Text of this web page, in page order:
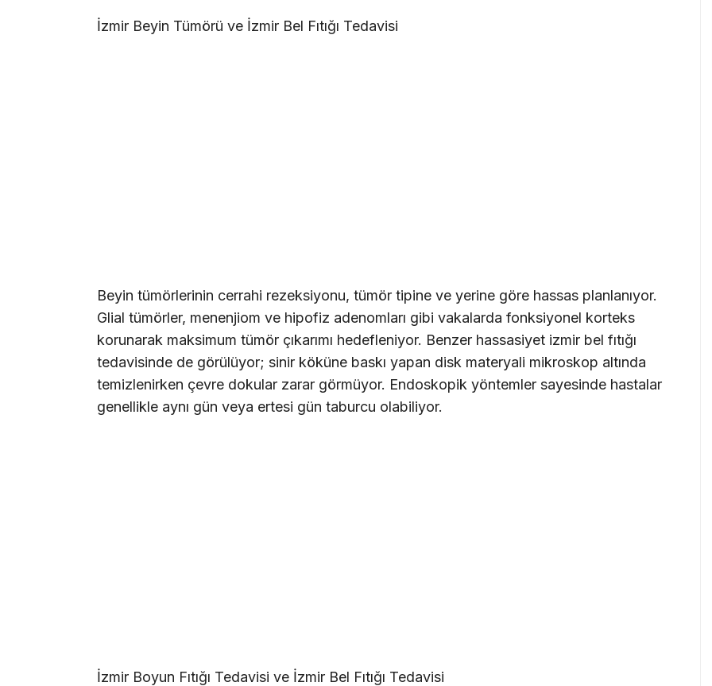
İzmir Beyin Tümörü ve İzmir Bel Fıtığı Tedavisi
Beyin tümörlerinin cerrahi rezeksiyonu, tümör tipine ve yerine göre hassas planlanıyor.
Glial tümörler, menenjiom ve hipofiz adenomları gibi vakalarda fonksiyonel korteks
korunarak maksimum tümör çıkarımı hedefleniyor. Benzer hassasiyet izmir bel fıtığı
tedavisinde de görülüyor; sinir köküne baskı yapan disk materyali mikroskop altında
temizlenirken çevre dokular zarar görmüyor. Endoskopik yöntemler sayesinde hastalar
genellikle aynı gün veya ertesi gün taburcu olabiliyor.
İzmir Boyun Fıtığı Tedavisi ve İzmir Bel Fıtığı Tedavisi